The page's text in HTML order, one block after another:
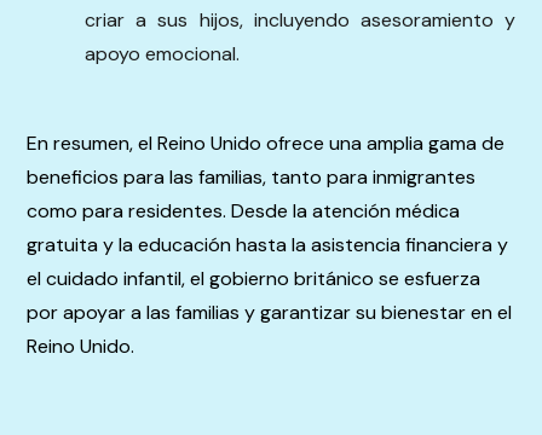
criar a sus hijos, incluyendo asesoramiento y
apoyo emocional.
En resumen, el Reino Unido ofrece una amplia gama de
beneficios para las familias, tanto para inmigrantes
como para residentes. Desde la atención médica
gratuita y la educación hasta la asistencia financiera y
el cuidado infantil, el gobierno británico se esfuerza
por apoyar a las familias y garantizar su bienestar en el
Reino Unido.